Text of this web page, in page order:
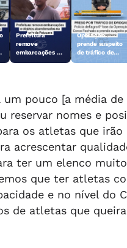
Prefeitura
remove
embarcações e
Operação
prende suspeito
de tráfico de
um pouco [a média de
reservar nomes e
os atletas que irão
acrescentar
ter um elenco
que ter atletas
e no nível do
de atletas que